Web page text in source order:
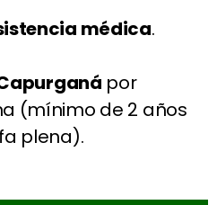
médica.
por
(mínimo de 2 años
plena).